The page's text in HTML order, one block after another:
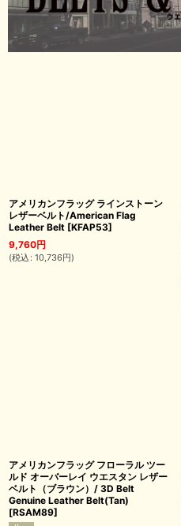
アメリカンフラッグ ラインストーン
レザーベルト/American Flag
Leather Belt [KFAP53]
9,760円
(税込 : 10,736円)
アメリカンフラッグ フローラル ツー
ルド オーバーレイ ウエスタン レザー
ベルト（ブラウン）/ 3D Belt
Genuine Leather Belt(Tan)
[RSAM89]